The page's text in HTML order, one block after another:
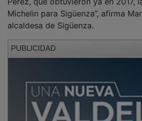
Michelin para Sigüenza”, afirma
alcaldesa de Sigüenza.